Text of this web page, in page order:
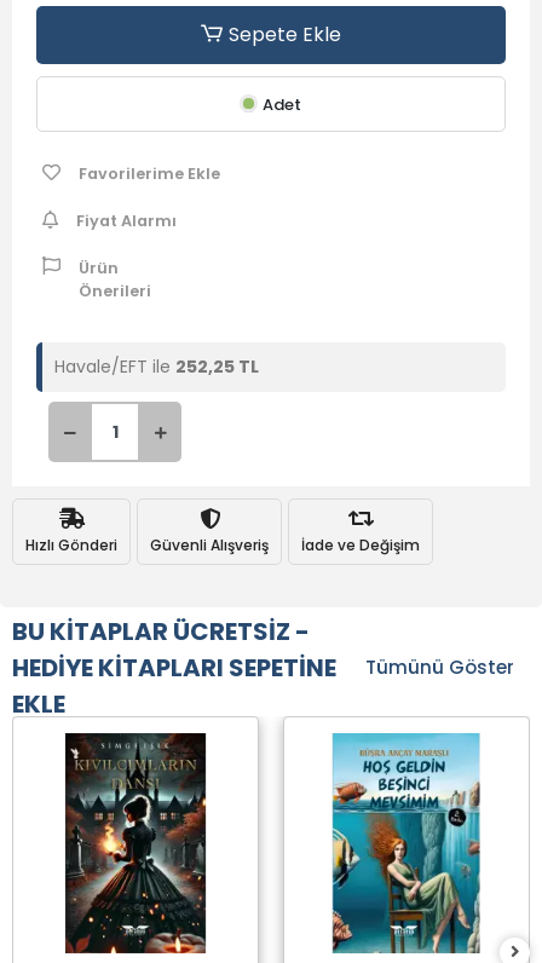
Egoizmfobisiyle Yaşamanın Psikolojisi, psikoloji, davranış
bilimleri ve etik konuları ele alan kurgu dışı bir araştırma
kitabıdır. Yazar, bireylerin egoist ya da altruist olma eğilimlerini
detaylı bir şekilde ele almakta, bu kavramları psikoloji ve
felsefe açısından incelemektedir.
unsurlar, kitaba kişisel bir boyut katarak okuyucunun yazarla
anlamda eseri duygusal bir bağlamda güçlendirmektedir.
Sepete Ekle
Adet
Favorilerime Ekle
Fiyat Alarmı
Ürün
Önerileri
Havale/EFT ile 252,25 TL
Hızlı Gönderi Güvenli Alışveriş İade ve Değişim
BU KİTAPLAR ÜCRETSİZ -
HEDİYE KİTAPLARI SEPETİNE
EKLE
Tümünü Göster